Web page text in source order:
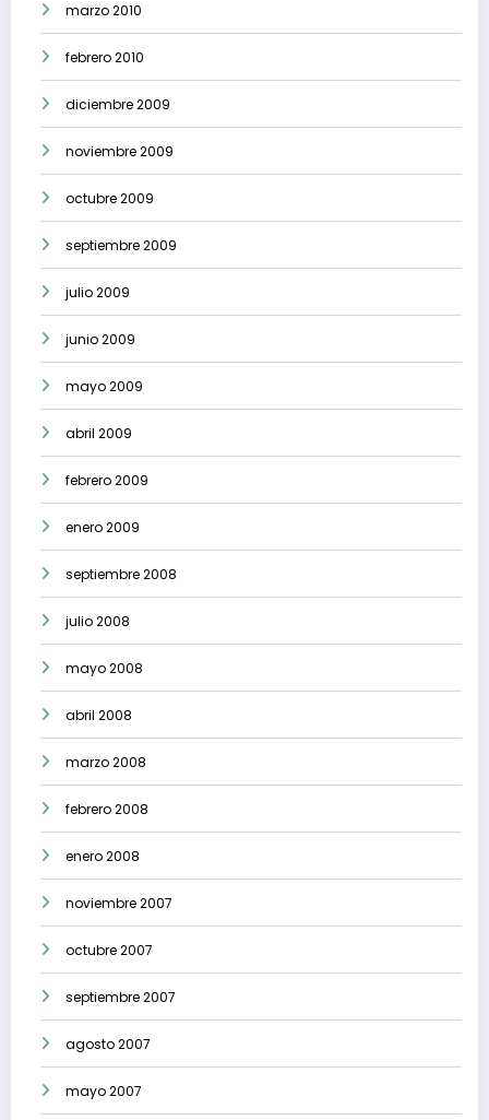
marzo 2010
febrero 2010
diciembre 2009
noviembre 2009
octubre 2009
septiembre 2009
julio 2009
junio 2009
mayo 2009
abril 2009
febrero 2009
enero 2009
septiembre 2008
julio 2008
mayo 2008
abril 2008
marzo 2008
febrero 2008
enero 2008
noviembre 2007
octubre 2007
septiembre 2007
agosto 2007
mayo 2007